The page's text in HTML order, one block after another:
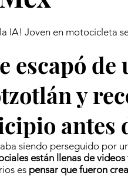
IA! Joven en motocicleta
escapó
y
antes
siendo perseguido por
están llenas de
es pensar que fueron